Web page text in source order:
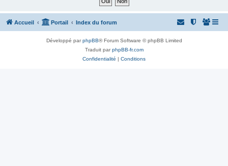
Accueil Portail Index du forum
Développé parphpBB® Forum Software © phpBB Limited
Traduit parphpBB-fr.com
Confidentialité | Conditions